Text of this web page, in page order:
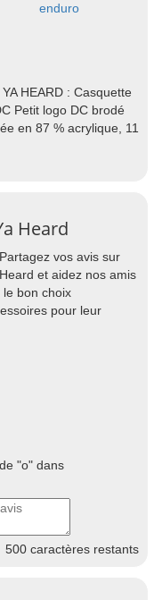
enduro
HEARD : Casquette
Petit logo DC brodé
en 87 % acrylique, 11
Heard
vos avis sur
et aidez nos amis
bon choix
pour leur
"o" dans
500 caractères restants